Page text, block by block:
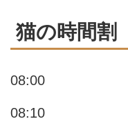
猫の時間割
08:00
08:10